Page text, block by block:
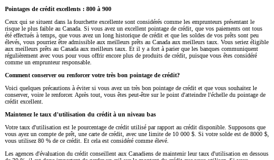
Pointages de crédit excellents : 800 à 900
Ceux qui se situent dans la fourchette excellente sont considérés comme les emprunteurs présentant le
risque le plus faible au Canada. Si vous avez un excellent pointage de crédit, que vos paiements ont tous
été effectués à temps, que vous avez un long historique de crédit et que les soldes de vos prêts sont peu
élevés, vous pourriez être admissible aux meilleurs prêts au Canada aux meilleurs taux. Vous seriez éligible
aux meilleurs prêts au Canada aux meilleurs taux. Et il y a fort à parier que les banques communiquent
régulièrement avec vous pour vous offrir encore plus de produits de crédit, puisque vous êtes considéré
comme un emprunteur responsable.
Comment conserver ou renforcer votre très bon pointage de crédit?
Voici quelques précautions à éviter si vous avez un très bon pointage de crédit et que vous souhaitez le
conserver, voire le renforcer. Après tout, vous êtes peut-être sur le point d'atteindre l'échelle du pointage de
crédit excellent.
Maintenez le taux d'utilisation du crédit à un niveau bas
Votre taux d'utilisation est le pourcentage de crédit utilisé par rapport au crédit disponible. Supposons que
vous ayez un compte de prêt, une carte de crédit, avec une limite de 10 000 $. Si votre solde est de 8000 $,
vous utilisez 80 % de ce crédit. Et cela est considéré comme élevé.
Les agences d'évaluation du crédit conseillent aux Canadiens de maintenir leur taux d'utilisation en dessous